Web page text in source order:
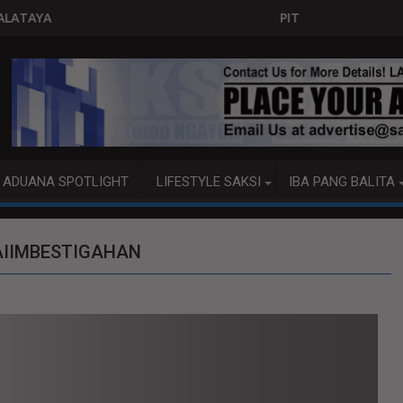
PITO KATAO NASAGIP SA TUMAOB NA
ADUANA SPOTLIGHT LIFESTYLE SAKSI IBA PANG BALITA